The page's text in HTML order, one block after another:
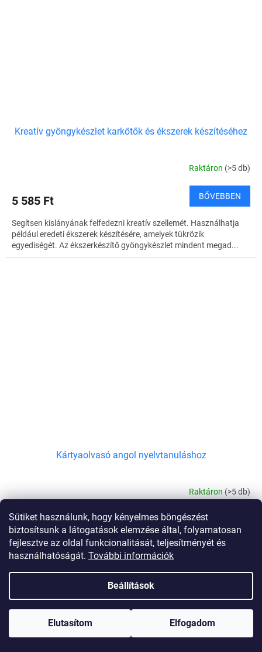
Sütiket használunk, hogy kényelmes böngészést
biztosítsunk a látogatások elemzése által, folyamatosan
fejlesztve az oldal funkcionalitását, teljesítményét és
használhatóságát. További információk
Beállítások
Elutasítom Elfogadom
Kreatív gyöngykészlet karkötők és ékszerek készítéséhez
Raktáron (>5 db)
5 585 Ft BŐVEBBEN
Segítsen kislányának felfedezni kreatív szellemét. Használhatja
például eredeti ékszerek készítésére, amelyek tükrözik
egyediségét. Az ékszerkészítő gyöngykészlet mindent megad...
Kártyaolvasó angol nyelvtanuláshoz
Raktáron (>5 db)
9 180 Ft BŐVEBBEN
Az angol nyelvtanulás tökéletes kártyaolvasója hűséges
családtársa lesz a kiváló angol nyelv felé vezető út elején. Az új és